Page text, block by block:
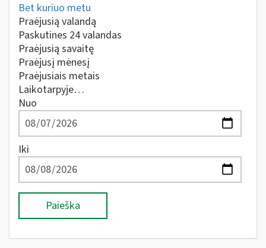
Bet kuriuo metu
Praėjusią valandą
Paskutines 24 valandas
Praėjusią savaitę
Praėjusį mėnesį
Praėjusiais metais
Laikotarpyje…
Nuo
Iki
Paieška